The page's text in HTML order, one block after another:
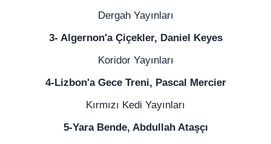
Dergah Yayınları
3- Algernon'a Çiçekler, Daniel Keyes
Koridor Yayınları
4-Lizbon'a Gece Treni, Pascal Mercier
Kırmızı Kedi Yayınları
5-Yara Bende, Abdullah Ataşçı